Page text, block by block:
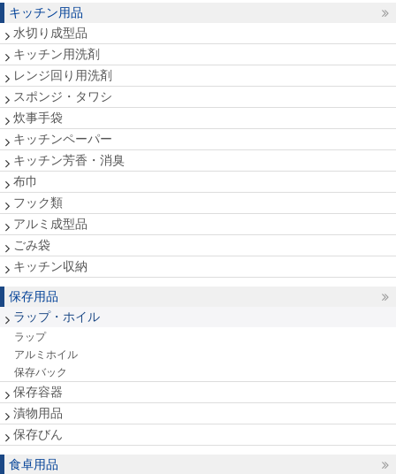
キッチン用品
水切り成型品
キッチン用洗剤
レンジ回り用洗剤
スポンジ・タワシ
炊事手袋
キッチンペーパー
キッチン芳香・消臭
布巾
フック類
アルミ成型品
ごみ袋
キッチン収納
保存用品
ラップ・ホイル
ラップ
アルミホイル
保存バック
保存容器
漬物用品
保存びん
食卓用品